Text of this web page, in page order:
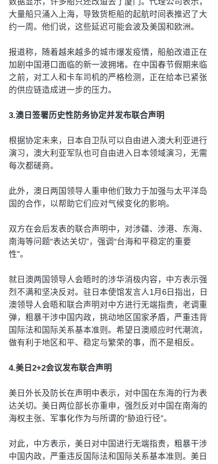
大量船只涌入上海，导致货柜船的起航时间表推迟了大
约一周。他们说，这些延迟可能会波及美国和欧洲。
报道称，随着越来越多的城市爆发疫情，船舶改道正在
加剧中国港口面临的新一波拥堵。在中国春节假期来临
之前，对工人和卡车司机的严格检测，正在给本已紧张
的供应链造成进一步的压力。
3.澳日签署历史性防务协定并发布联合声明
根据协定未来，日本自卫队可以自由进入澳大利亚进行
演习，澳大利亚军队也可自由进入日本领域演习，无需
每次都磋商。
此外，澳日两国领导人重申他们致力于加强与太平洋岛
国的合作，以帮助它们应对气候变化的影响。
双方在会后发表的联合声明中，对涉疆、涉港、东海、
南海等问题“表达关切”，强调“台海和平稳定的重要
性”。
就日澳两国领导人会晤时的涉华消极内容，中方表示强
烈不满和坚决反对。驻日本使馆发言人1月6日指出，日
澳领导人会晤和联合声明对中方进行无端指责，老调重
弹，粗暴干涉中国内政，挑动地区国家矛盾，严重违背
国际法和国际关系基本准则。希望日澳顺应时代潮流，
做有利于地区和平、稳定与繁荣的事，而不是相反。
4.美日2+2会议发布联合声明
美日外长及防长在声明中表示，对中国在东海的行为表
达关切。美日两位部长亦重申，强烈反对中国在南海的
海权主张、军事化作为与所谓的“胁迫行径”。
对此，中方表示，美日对中国进行无端指责，粗暴干涉
中国内政，严重违反国际法和国际关系基本准则。美日